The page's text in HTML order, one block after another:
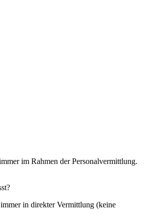
im Rahmen der Personalvermittlung.
in direkter Vermittlung (keine